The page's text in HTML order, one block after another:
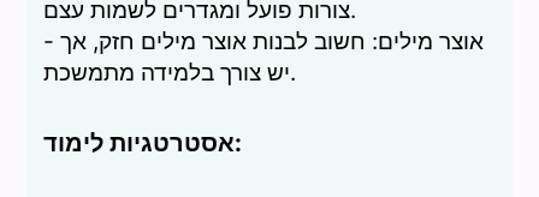
צורות פועל ומגדרים לשמות עצם.
- אוצר מילים: חשוב לבנות אוצר מילים חזק, אך
יש צורך בלמידה מתמשכת.
אסטרטגיות לימוד: